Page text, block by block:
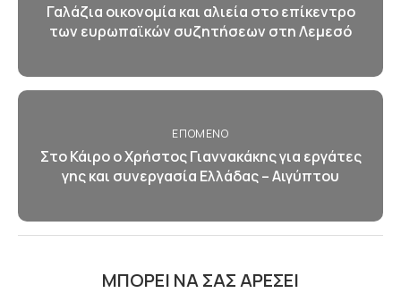
Γαλάζια οικονομία και αλιεία στο επίκεντρο
των ευρωπαϊκών συζητήσεων στη Λεμεσό
ΕΠΌΜΕΝΟ
Στο Κάιρο ο Χρήστος Γιαννακάκης για εργάτες
γης και συνεργασία Ελλάδας – Αιγύπτου
ΜΠΟΡΕΊ ΝΑ ΣΑΣ ΑΡΈΣΕΙ